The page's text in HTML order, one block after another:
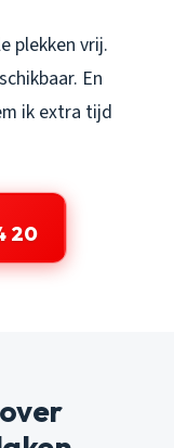
plekken vrij.
En
ik extra tijd
20